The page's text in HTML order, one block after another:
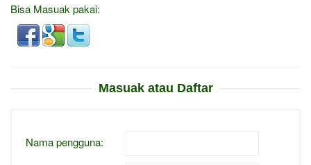
Bisa Masuak pakai:
Masuak atau Daftar
Nama pengguna: